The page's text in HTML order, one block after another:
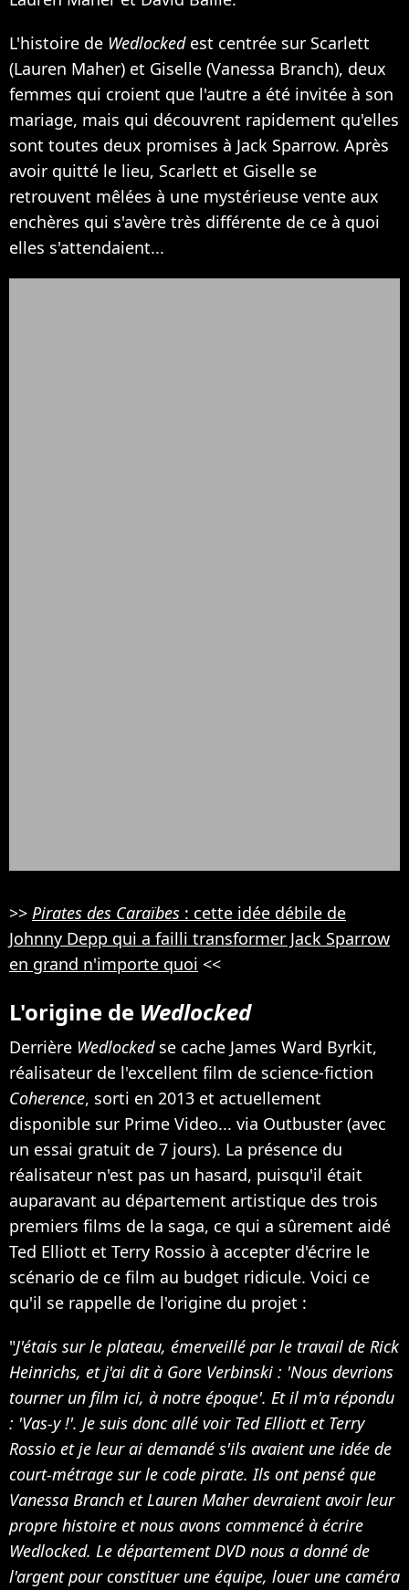
L'histoire de Wedlockedest centrée sur Scarlett
(Lauren Maher) et Giselle (Vanessa Branch), deux
femmes qui croient que l'autre a été invitée à son
mariage, mais qui découvrent rapidement qu'elles
sont toutes deux promises à Jack Sparrow. Après
avoir quitté le lieu, Scarlett et Giselle se
retrouvent mêlées à une mystérieuse vente aux
enchères qui s'avère très différente de ce à quoi
elles s'attendaient...
>> Pirates des Caraïbes : cette idée débile de
Johnny Depp qui a failli transformer Jack Sparrow
en grand n'importe quoi <<
L'origine de Wedlocked
Derrière Wedlockedse cache James Ward Byrkit,
réalisateur de l'excellent film de science-fiction
Coherence, sorti en 2013 et actuellement
disponible sur Prime Video... via Outbuster (avec
un essai gratuit de 7 jours). La présence du
réalisateur n'est pas un hasard, puisqu'il était
auparavant au département artistique des trois
premiers films de la saga, ce qui a sûrement aidé
Ted Elliott et Terry Rossio à accepter d'écrire le
scénario de ce film au budget ridicule. Voici ce
qu'il se rappelle de l'origine du projet :
"J'étais sur le plateau, émerveillé par le travail de Rick
Heinrichs, et j'ai dit à Gore Verbinski : 'Nous devrions
tourner un film ici, à notre époque'. Et il m'a répondu
: 'Vas-y !'. Je suis donc allé voir Ted Elliott et Terry
Rossio et je leur ai demandé s'ils avaient une idée de
court-métrage sur le code pirate. Ils ont pensé que
Vanessa Branch et Lauren Maher devraient avoir leur
propre histoire et nous avons commencé à écrire
Wedlocked. Le département DVD nous a donné de
l'argent pour constituer une équipe, louer une caméra